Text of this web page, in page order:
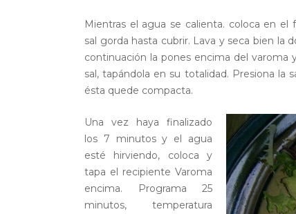
Mientras el agua se calienta. coloca en el
sal gorda hasta cubrir. Lava y seca bien la
continuación la pones encima del varoma
sal, tapándola en su totalidad. Presiona la
ésta quede compacta.
Una vez haya finalizado
los 7 minutos y el agua
esté hirviendo, coloca y
tapa el recipiente Varoma
encima. Programa 25
minutos, temperatura